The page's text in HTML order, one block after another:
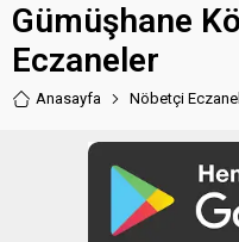
Gümüşhane
Eczaneler
Anasayfa Nöbetçi